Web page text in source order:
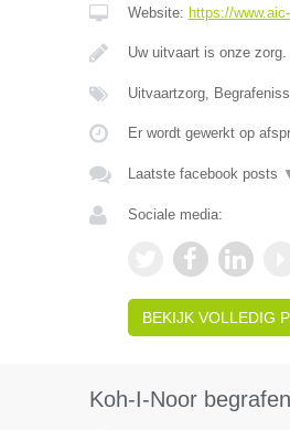
Website: https://
Uw uitvaart is onze zorg.
Uitvaartzorg,
Er wordt gewerkt op
Laatste facebook posts
Sociale media:
BEKIJK VOLLEDIG
Koh-I-Noor